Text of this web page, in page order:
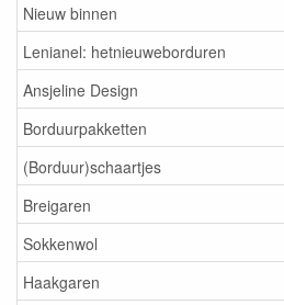
Nieuw binnen
Lenianel: hetnieuweborduren
Ansjeline Design
Borduurpakketten
(Borduur)schaartjes
Breigaren
Sokkenwol
Haakgaren